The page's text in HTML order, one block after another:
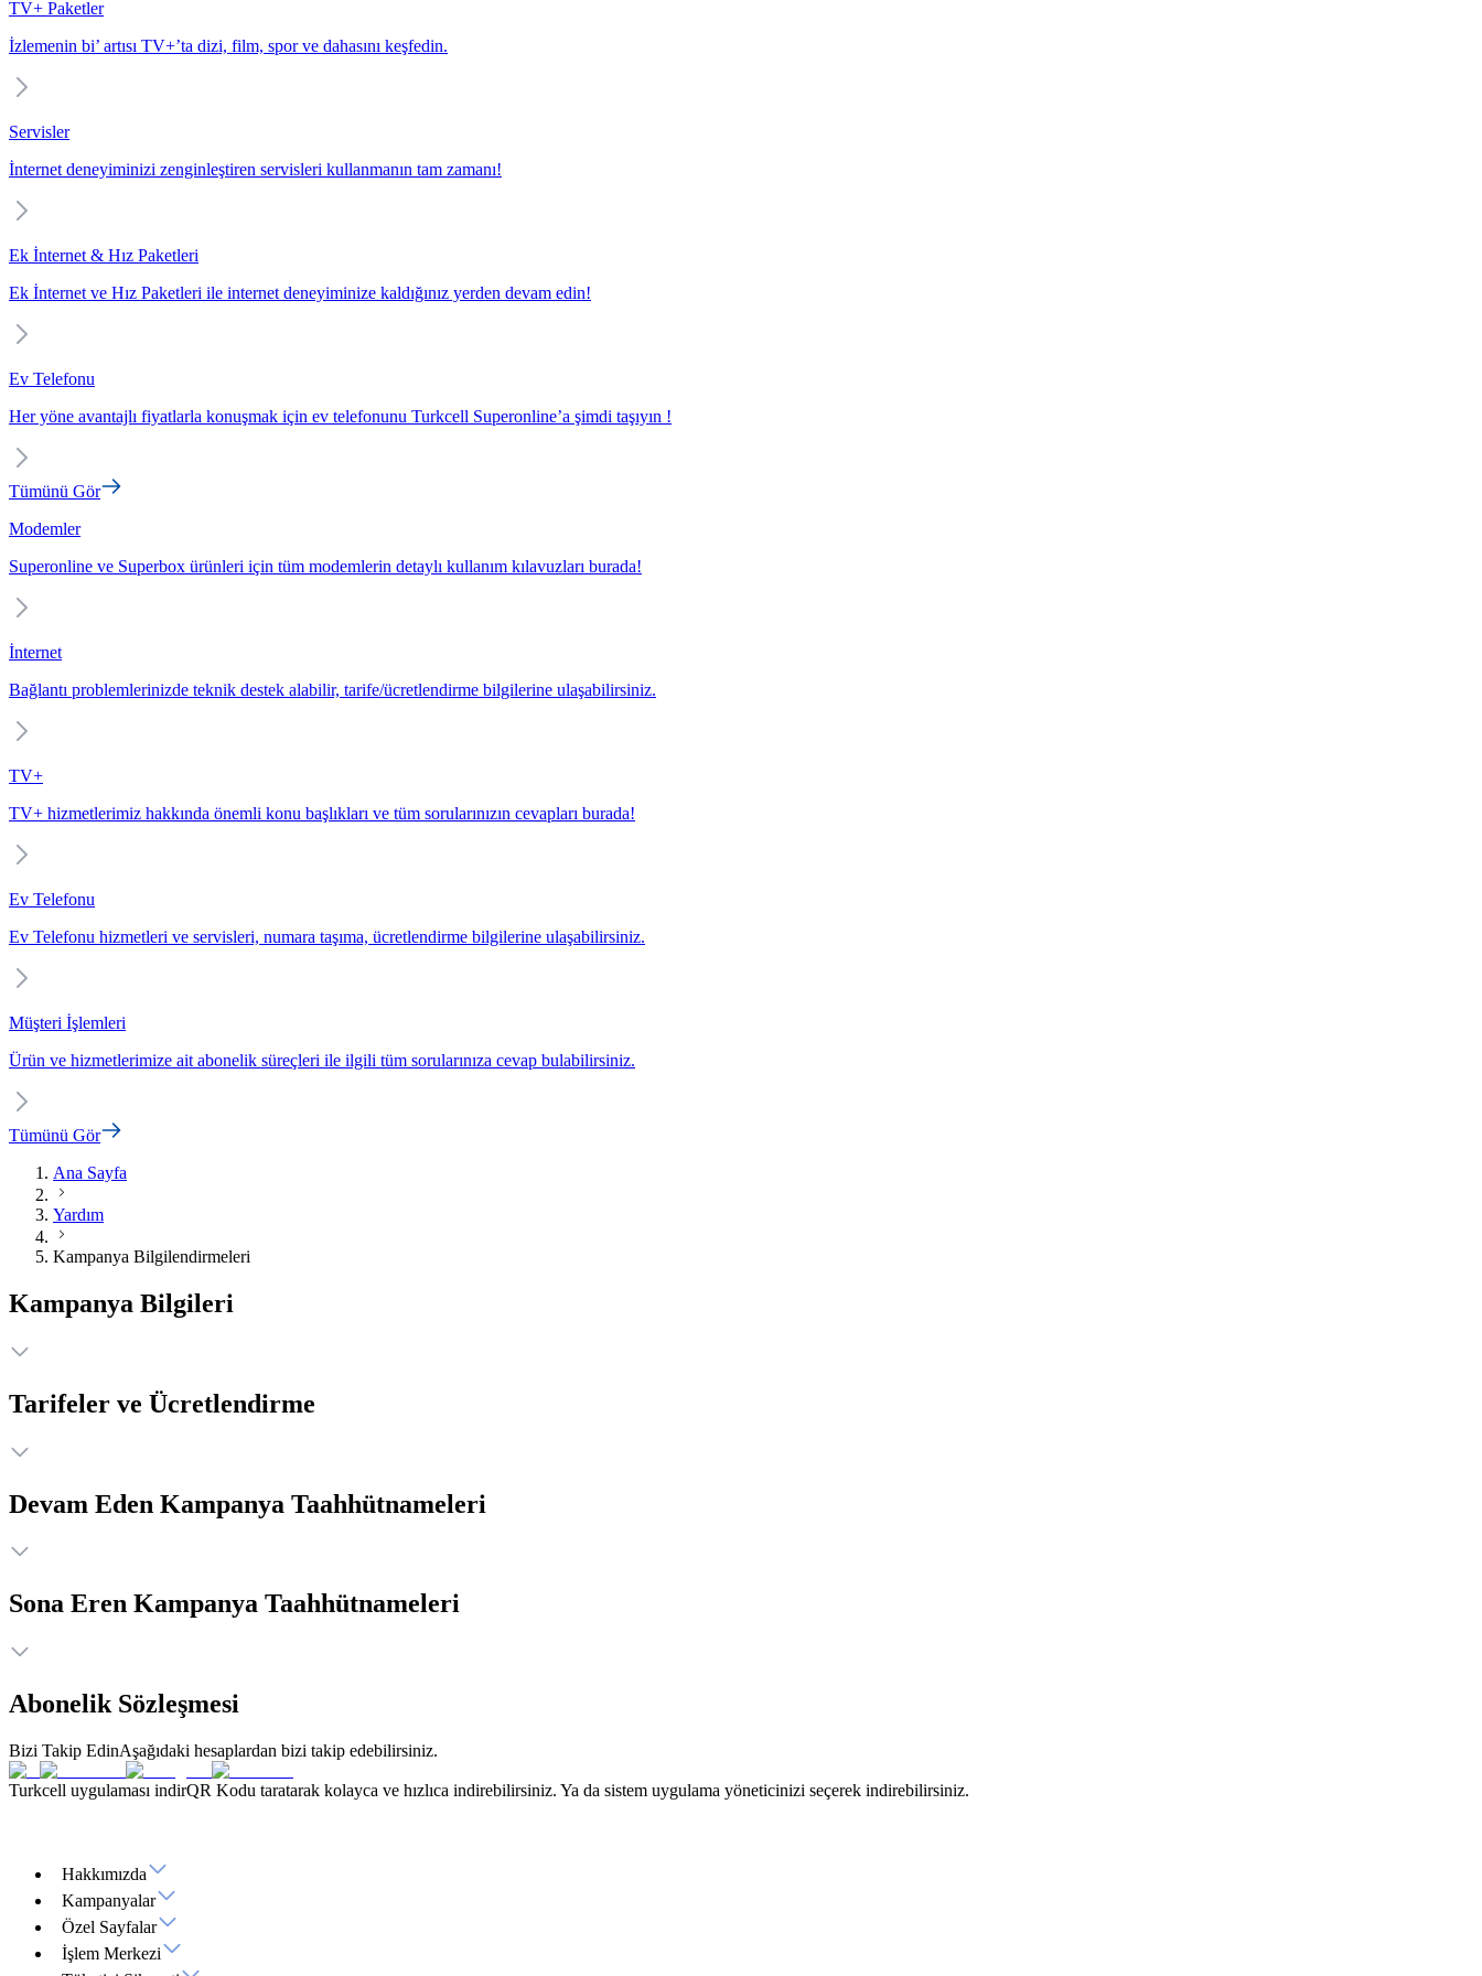
TV+ Paketler
İzlemenin bi’ artısı TV+’ta dizi, film, spor ve dahasını keşfedin.
Servisler
İnternet deneyiminizi zenginleştiren servisleri kullanmanın tam zamanı!
Ek İnternet & Hız Paketleri
Ek İnternet ve Hız Paketleri ile internet deneyiminize kaldığınız yerden devam edin!
Ev Telefonu
Her yöne avantajlı fiyatlarla konuşmak için ev telefonunu Turkcell Superonline’a şimdi taşıyın !
Tümünü Gör
Modemler
Superonline ve Superbox ürünleri için tüm modemlerin detaylı kullanım kılavuzları burada!
İnternet
Bağlantı problemlerinizde teknik destek alabilir, tarife/ücretlendirme bilgilerine ulaşabilirsiniz.
TV+
TV+ hizmetlerimiz hakkında önemli konu başlıkları ve tüm sorularınızın cevapları burada!
Ev Telefonu
Ev Telefonu hizmetleri ve servisleri, numara taşıma, ücretlendirme bilgilerine ulaşabilirsiniz.
Müşteri İşlemleri
Ürün ve hizmetlerimize ait abonelik süreçleri ile ilgili tüm sorularınıza cevap bulabilirsiniz.
Tümünü Gör
Ana Sayfa
Yardım
Kampanya Bilgilendirmeleri
Kampanya Bilgileri
Tarifeler ve Ücretlendirme
Devam Eden Kampanya Taahhütnameleri
Sona Eren Kampanya Taahhütnameleri
Abonelik Sözleşmesi
Bizi Takip EdinAşağıdaki hesaplardan bizi takip edebilirsiniz.
Turkcell uygulaması indirQR Kodu taratarak kolayca ve hızlıca indirebilirsiniz. Ya da sistem uygulama yöneticinizi seçerek indirebilirsiniz.
Hakkımızda
Kampanyalar
Özel Sayfalar
İşlem Merkezi